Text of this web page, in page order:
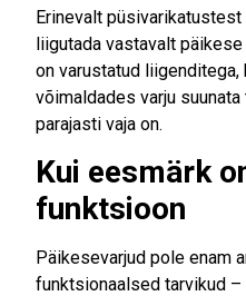
Erinevalt
liigutada vastavalt
on varustatud liigenditega,
võimaldades varju
parajasti vaja on.
Kui eesmärk
funktsioon
Päikesevarjud pole enam
funktsionaalsed tarvikud –